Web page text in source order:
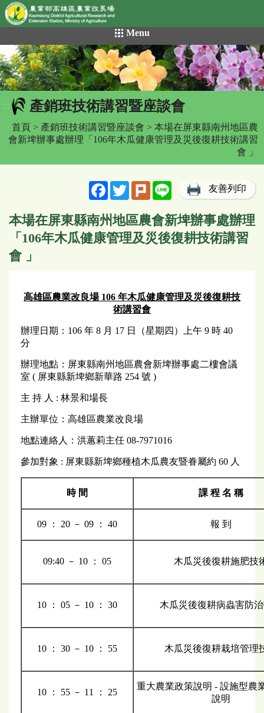
網頁置頂
到
主
要
內
容
區
Menu
::: 產銷班技術講習暨座談會
首頁 > 產銷班技術講習暨座談會 > 本場在屏東縣南州地區農
會新埤辦事處辦理「106年木瓜健康管理及災後復耕技術講習
會 」
FacebookTwitterPlurk Line 友善列印
本場在屏東縣南州地區農會新埤辦事處辦理
「106年木瓜健康管理及災後復耕技術講習
會 」
高雄區農業改良場 106 年木瓜健康管理及災後復耕技
術講習會
辦理日期：106 年 8 月 17 日（星期四）上午 9 時 40
分
辦理地點：屏東縣南州地區農會新埤辦事處二樓會議
室 ( 屏東縣新埤鄉新華路 254 號 )
主 持 人 : 林景和場長
主辦單位：高雄區農業改良場
地點連絡人：洪蕙莉主任 08-7971016
參加對象 : 屏東縣新埤鄉種植木瓜農友暨眷屬約 60 人
時 間 課 程 名 稱
09 ： 20 － 09 ： 40 報 到
09:40 － 10 ： 05 木瓜災後復耕施肥技
10 ： 05 － 10 ： 30 木瓜災後復耕病蟲害防
10 ： 30 － 10 ： 55 木瓜災後復耕栽培管理
10 ： 55 － 11 ： 25
重大農業政策說明 - 設施型農
說明